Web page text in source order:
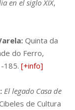
en el siglo XIX,
Quinta da
do Ferro,
185. [+info]
El legado Casa de
de Cultura